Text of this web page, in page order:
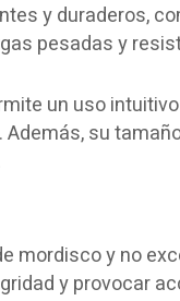
y duraderos,
pesadas y
un uso
su
mordisco y no
y provocar